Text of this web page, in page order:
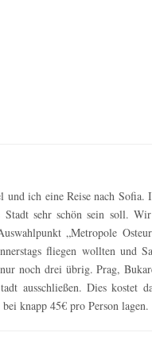
und ich eine Reise nach
sehr schön sein soll.
„Metropole
fliegen wollten und
noch drei übrig. Prag,
ausschließen. Dies kostet
knapp 45€ pro Person